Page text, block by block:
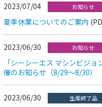
2023/07/04 お知らせ
夏季休業についてのご案内
2023/06/30 お知らせ
「シーシーエス マシンビジ
催のお知らせ（8/29～8/30）
2023/06/30 生産終了品